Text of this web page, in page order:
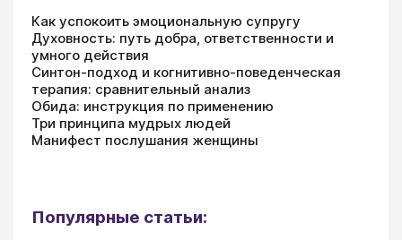
Как успокоить эмоциональную супругу
Духовность: путь добра, ответственности и
умного действия
Синтон-подход и когнитивно-поведенческая
терапия: сравнительный анализ
Обида: инструкция по применению
Три принципа мудрых людей
Манифест послушания женщины
Популярные статьи: